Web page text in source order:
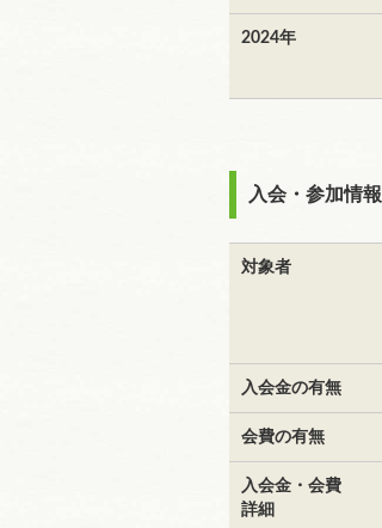
2024年
入会・参加情報
対象者
入会金の有無
会費の有無
入会金・会費
詳細